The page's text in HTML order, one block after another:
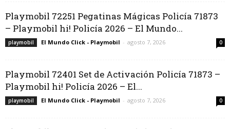
Playmobil 72251 Pegatinas Mágicas Policía 71873
– Playmobil hi! Policía 2026 – El Mundo...
playmobil El Mundo Click - Playmobil - agosto 7, 2026 0
Playmobil 72401 Set de Activación Policía 71873 –
Playmobil hi! Policía 2026 – El...
playmobil El Mundo Click - Playmobil - agosto 7, 2026 0